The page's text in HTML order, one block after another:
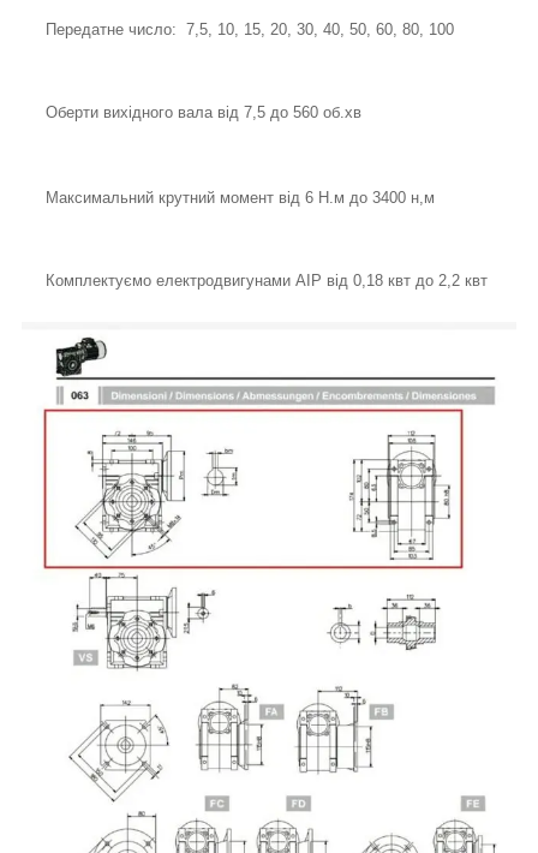
Передатне число: 7,5, 10, 15, 20, 30, 40, 50, 60, 80, 100
Оберти вихідного вала від 7,5 до 560 об.хв
Максимальний крутний момент від 6 Н.м до 3400 н,м
Комплектуємо електродвигунами АІР від 0,18 квт до 2,2 квт